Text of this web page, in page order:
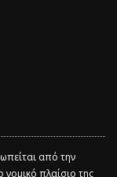
από την
νομικό πλαίσιο της